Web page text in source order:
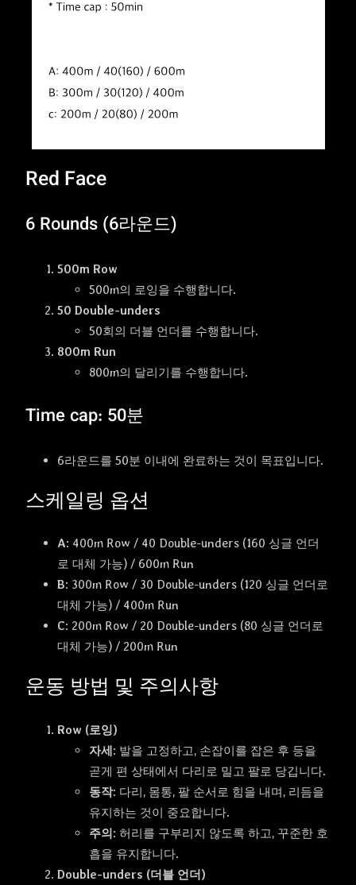
Red Face
6 Rounds (6라운드)
500m Row
500m의 로잉을 수행합니다.
50 Double-unders
50회의 더블 언더를 수행합니다.
800m Run
800m의 달리기를 수행합니다.
Time cap: 50분
6라운드를 50분 이내에 완료하는 것이 목표입니다.
스케일링 옵션
A: 400m Row / 40 Double-unders (160 싱글 언더
로 대체 가능) / 600m Run
B: 300m Row / 30 Double-unders (120 싱글 언더로
대체 가능) / 400m Run
C: 200m Row / 20 Double-unders (80 싱글 언더로
대체 가능) / 200m Run
운동 방법 및 주의사항
Row (로잉)
자세: 발을 고정하고, 손잡이를 잡은 후 등을
곧게 편 상태에서 다리로 밀고 팔로 당깁니다.
동작: 다리, 몸통, 팔 순서로 힘을 내며, 리듬을
유지하는 것이 중요합니다.
주의: 허리를 구부리지 않도록 하고, 꾸준한 호
흡을 유지합니다.
Double-unders (더블 언더)